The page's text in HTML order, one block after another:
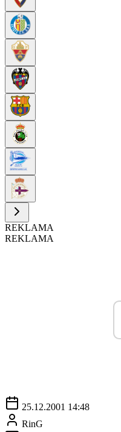
REKLAMA
REKLAMA
25.12.2001 14:48
RinG